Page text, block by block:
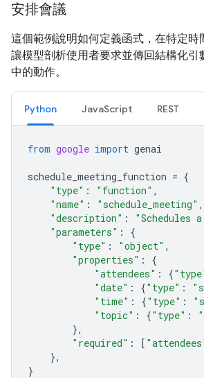
安排會議
這個範例說明如何定義函式，在特定時
讓模型剖析使用者要求並傳回結構化引
中的動作。
Python JavaScript REST
from google import genai
schedule_meeting_function = {
"type" : "function" ,
"name" : "schedule_meeting" ,
"description" :
"Schedules
"parameters" :
{
"type" : "object" ,
"properties" :
{
"attendees" : {
"date" : {"type" :
"time" : {"type" :
"topic" : {"type" :
},
"required" : [
},
}